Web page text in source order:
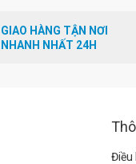
GIAO HÀNG TẬN NƠI
NHANH NHẤT 24H
Điều